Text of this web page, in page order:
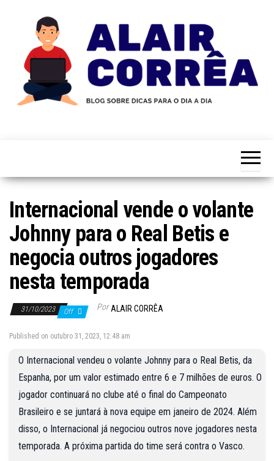
content
Corrêa
Educação e
Internacional vende o volante
Johnny para o Real Betis e
negocia outros jogadores
nesta temporada
31/10/2023 Off Por ALAIR CORRÊA
Published on outubro 31, 2023, 12:48 am
O Internacional vendeu o volante Johnny para o Real Betis, da
Espanha, por um valor estimado entre 6 e 7 milhões de euros. O
jogador continuará no clube até o final do Campeonato
Brasileiro e se juntará à nova equipe em janeiro de 2024. Além
disso, o Internacional já negociou outros nove jogadores nesta
temporada. A próxima partida do time será contra o Vasco.